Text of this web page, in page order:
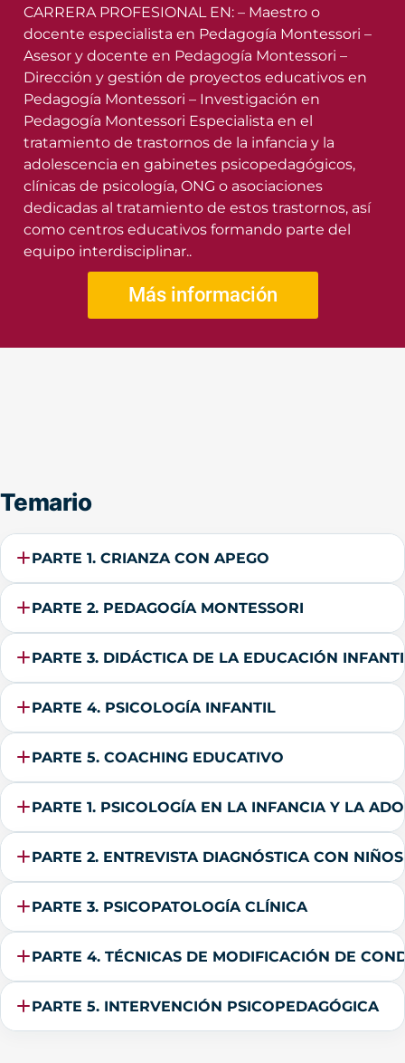
CARRERA PROFESIONAL EN: – Maestro o
docente especialista en Pedagogía Montessori –
Asesor y docente en Pedagogía Montessori –
Dirección y gestión de proyectos educativos en
Pedagogía Montessori – Investigación en
Pedagogía Montessori Especialista en el
tratamiento de trastornos de la infancia y la
adolescencia en gabinetes psicopedagógicos,
clínicas de psicología, ONG o asociaciones
dedicadas al tratamiento de estos trastornos, así
como centros educativos formando parte del
equipo interdisciplinar..
Más información
Temario
PARTE 1. CRIANZA CON APEGO
PARTE 2. PEDAGOGÍA MONTESSORI
PARTE 3. DIDÁCTICA DE LA EDUCACIÓN
PARTE 4. PSICOLOGÍA INFANTIL
PARTE 5. COACHING EDUCATIVO
PARTE 1. PSICOLOGÍA EN LA INFANCIA Y LA
PARTE 2. ENTREVISTA DIAGNÓSTICA CON
PARTE 3. PSICOPATOLOGÍA CLÍNICA
PARTE 4. TÉCNICAS DE MODIFICACIÓN DE
PARTE 5. INTERVENCIÓN PSICOPEDAGÓGICA